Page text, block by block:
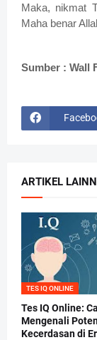
Maka, nikmat
Maha benar
Sumber : Wall
ARTIKEL
TES IQ ONLINE
Tes IQ Online:
Mengenali
Kecerdasan di